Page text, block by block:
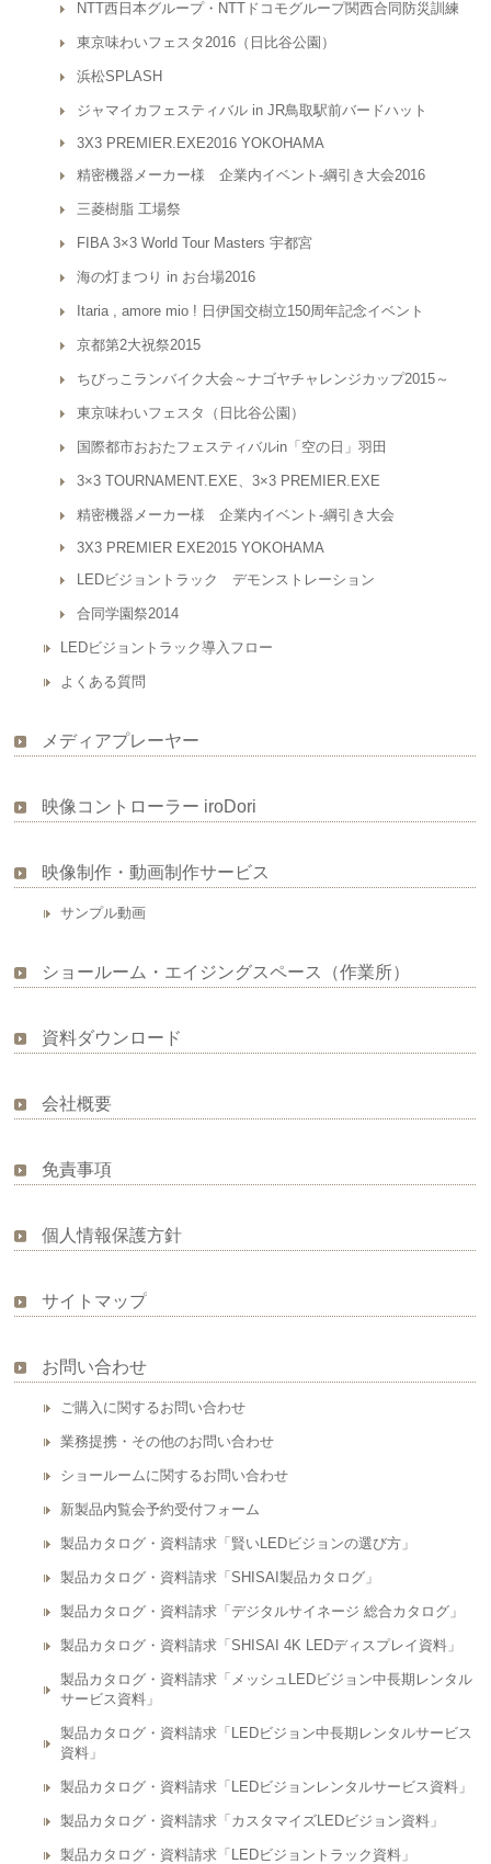
NTT西日本グループ・NTTドコモグループ関西合同防災訓練
東京味わいフェスタ2016（日比谷公園）
浜松SPLASH
ジャマイカフェスティバル in JR鳥取駅前バードハット
3X3 PREMIER.EXE2016 YOKOHAMA
精密機器メーカー様 企業内イベント-綱引き大会2016
三菱樹脂 工場祭
FIBA 3×3 World Tour Masters 宇都宮
海の灯まつり in お台場2016
Itaria , amore mio ! 日伊国交樹立150周年記念イベント
京都第2大祝祭2015
ちびっこランバイク大会～ナゴヤチャレンジカップ2015～
東京味わいフェスタ（日比谷公園）
国際都市おおたフェスティバルin「空の日」羽田
3×3 TOURNAMENT.EXE、3×3 PREMIER.EXE
精密機器メーカー様 企業内イベント-綱引き大会
3X3 PREMIER EXE2015 YOKOHAMA
LEDビジョントラック デモンストレーション
合同学園祭2014
LEDビジョントラック導入フロー
よくある質問
メディアプレーヤー
映像コントローラー iroDori
映像制作・動画制作サービス
サンプル動画
ショールーム・エイジングスペース（作業所）
資料ダウンロード
会社概要
免責事項
個人情報保護方針
サイトマップ
お問い合わせ
ご購入に関するお問い合わせ
業務提携・その他のお問い合わせ
ショールームに関するお問い合わせ
新製品内覧会予約受付フォーム
製品カタログ・資料請求「賢いLEDビジョンの選び方」
製品カタログ・資料請求「SHISAI製品カタログ」
製品カタログ・資料請求「デジタルサイネージ 総合カタログ」
製品カタログ・資料請求「SHISAI 4K LEDディスプレイ資料」
製品カタログ・資料請求「メッシュLEDビジョン中長期レンタル
サービス資料」
製品カタログ・資料請求「LEDビジョン中長期レンタルサービス
資料」
製品カタログ・資料請求「LEDビジョンレンタルサービス資料」
製品カタログ・資料請求「カスタマイズLEDビジョン資料」
製品カタログ・資料請求「LEDビジョントラック資料」